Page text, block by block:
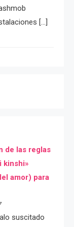
[…]
de las reglas
kinshi»
amor) para
suscitado